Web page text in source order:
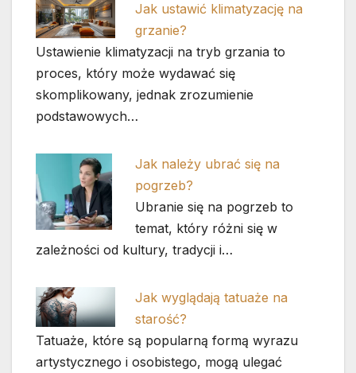
Jak ustawić klimatyzację na
grzanie?
Ustawienie klimatyzacji na tryb grzania to
proces, który może wydawać się
skomplikowany, jednak zrozumienie
podstawowych…
Jak należy ubrać się na
pogrzeb?
Ubranie się na pogrzeb to
temat, który różni się w
zależności od kultury, tradycji i…
Jak wyglądają tatuaże na
starość?
Tatuaże, które są popularną formą wyrazu
artystycznego i osobistego, mogą ulegać